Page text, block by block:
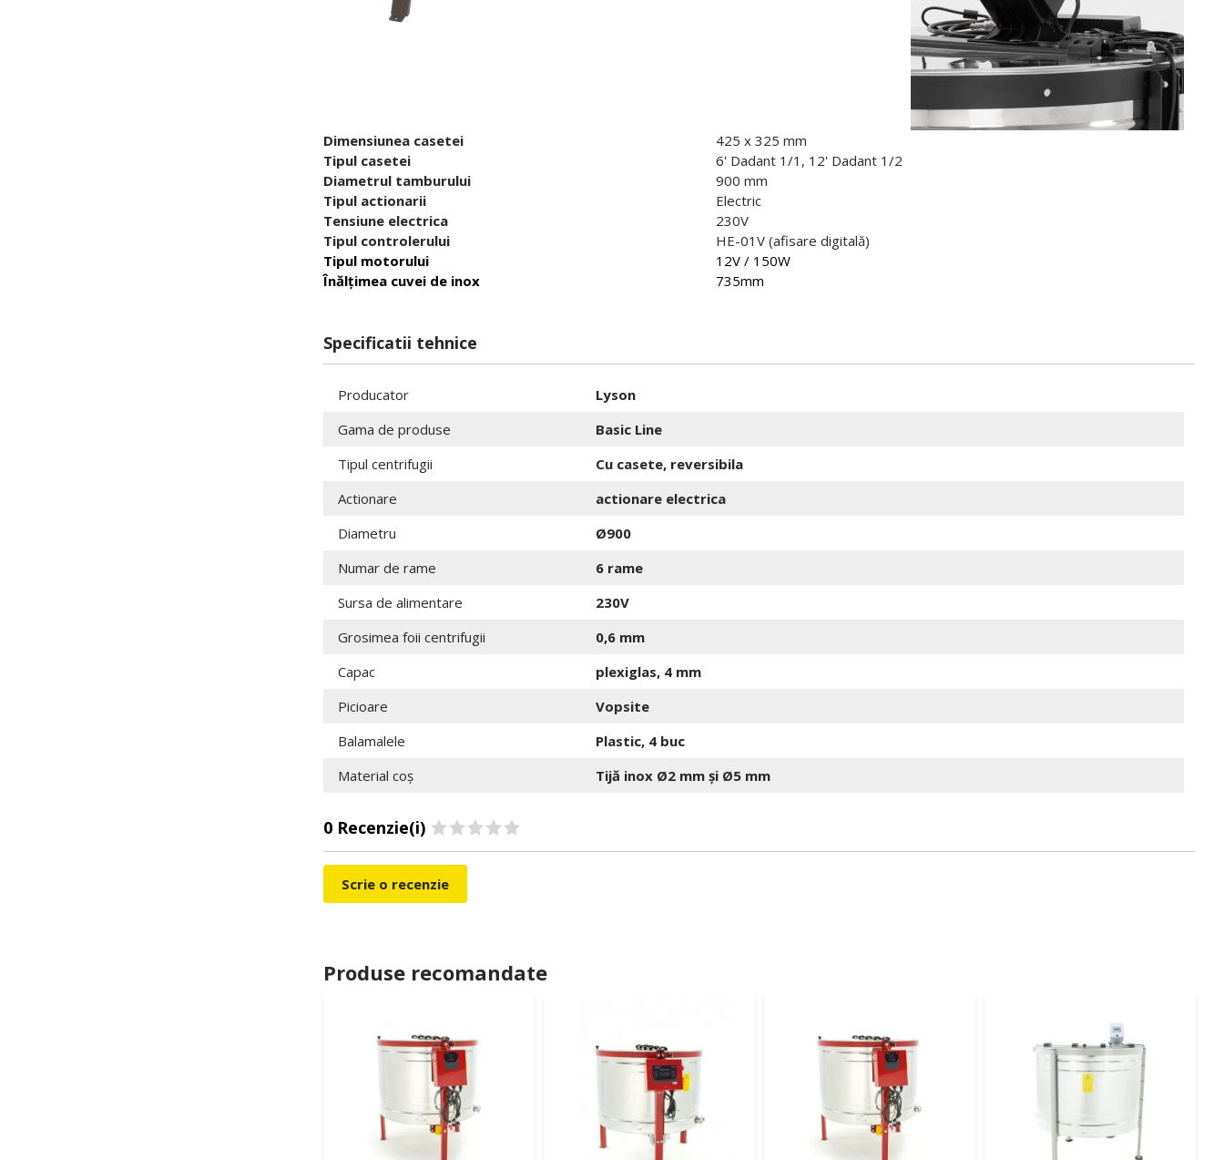
Dimensiunea casetei
425 x 325 mm
Tipul casetei
6' Dadant 1/1, 12' Dadant 1/2
Diametrul tamburului
900 mm
Tipul actionarii
Electric
Tensiune electrica
230V
Tipul controlerului
HE-01V (afisare digitală)
Tipul motorului
12V / 150W
Înălțimea cuvei de inox
735mm
Specificatii tehnice
Producator
Lyson
Gama de produse
Basic Line
Tipul centrifugii
Cu casete, reversibila
Actionare
actionare electrica
Diametru
Ø900
Numar de rame
6 rame
Sursa de alimentare
230V
Grosimea foii centrifugii
0,6 mm
Capac
plexiglas, 4 mm
Picioare
Vopsite
Balamalele
Plastic, 4 buc
Material coș
Tijă inox Ø2 mm și Ø5 mm
0 Recenzie(i)
Scrie o recenzie
Produse recomandate